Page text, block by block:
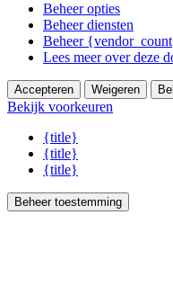
Beheer opties
Beheer diensten
Beheer
Lees meer over deze
Accepteren Weigeren
Bekijk voorkeuren
{title}
{title}
{title}
Beheer toestemming